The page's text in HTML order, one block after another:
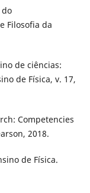
do
Filosofia da
de ciências:
de Física, v. 17,
Competencies
2018.
de Física.